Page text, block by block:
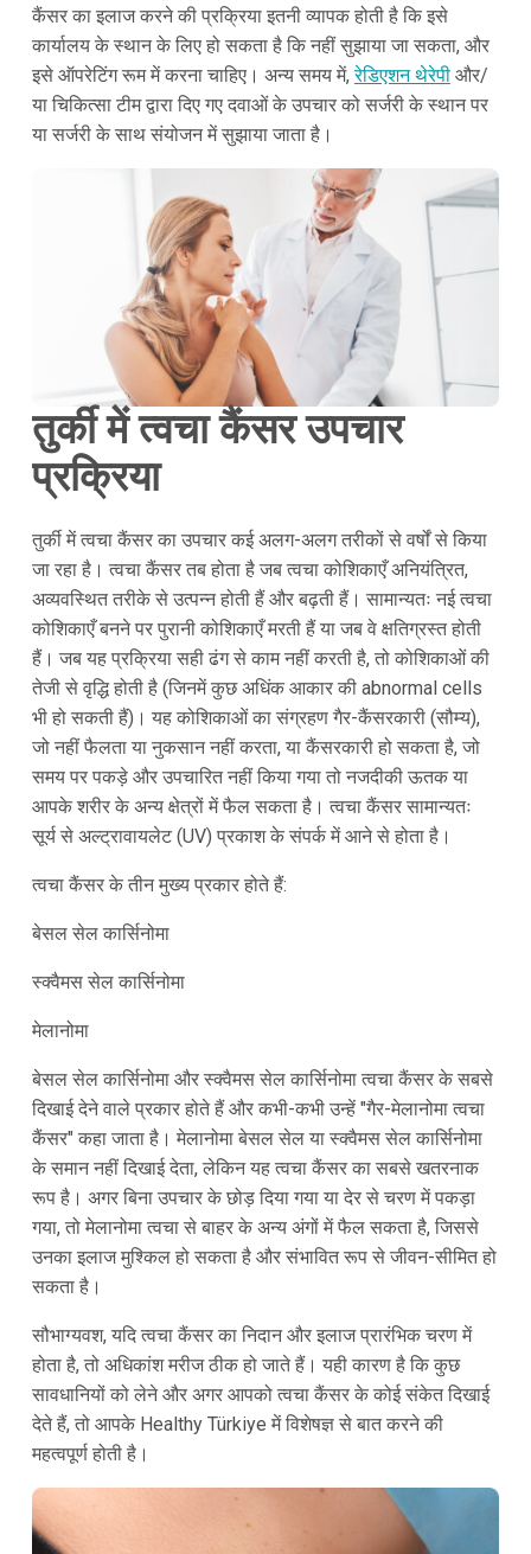
कैंसर का इलाज करने की प्रक्रिया इतनी व्यापक होती है कि इसे
कार्यालय के स्थान के लिए हो सकता है कि नहीं सुझाया जा सकता, और
इसे ऑपरेटिंग रूम में करना चाहिए। अन्य समय में,रेडिएशन थेरेपीऔर/
या चिकित्सा टीम द्वारा दिए गए दवाओं के उपचार को सर्जरी के स्थान पर
या सर्जरी के साथ संयोजन में सुझाया जाता है।
तुर्की में त्वचा कैंसर उपचार
प्रक्रिया
तुर्की में त्वचा कैंसर का उपचार कई अलग-अलग तरीकों से वर्षों से किया
जा रहा है। त्वचा कैंसर तब होता है जब त्वचा कोशिकाएँ अनियंत्रित,
अव्यवस्थित तरीके से उत्पन्न होती हैं और बढ़ती हैं। सामान्यतः नई त्वचा
कोशिकाएँ बनने पर पुरानी कोशिकाएँ मरती हैं या जब वे क्षतिग्रस्त होती
हैं। जब यह प्रक्रिया सही ढंग से काम नहीं करती है, तो कोशिकाओं की
तेजी से वृद्धि होती है (जिनमें कुछ अधिंक आकार की abnormal cells
भी हो सकती हैं)। यह कोशिकाओं का संग्रहण गैर-कैंसरकारी (सौम्य),
जो नहीं फैलता या नुकसान नहीं करता, या कैंसरकारी हो सकता है, जो
समय पर पकड़े और उपचारित नहीं किया गया तो नजदीकी ऊतक या
आपके शरीर के अन्य क्षेत्रों में फैल सकता है। त्वचा कैंसर सामान्यतः
सूर्य से अल्ट्रावायलेट (UV) प्रकाश के संपर्क में आने से होता है।
त्वचा कैंसर के तीन मुख्य प्रकार होते हैं:
बेसल सेल कार्सिनोमा
स्क्वैमस सेल कार्सिनोमा
मेलानोमा
बेसल सेल कार्सिनोमा और स्क्वैमस सेल कार्सिनोमा त्वचा कैंसर के सबसे
दिखाई देने वाले प्रकार होते हैं और कभी-कभी उन्हें "गैर-मेलानोमा त्वचा
कैंसर" कहा जाता है। मेलानोमा बेसल सेल या स्क्वैमस सेल कार्सिनोमा
के समान नहीं दिखाई देता, लेकिन यह त्वचा कैंसर का सबसे खतरनाक
रूप है। अगर बिना उपचार के छोड़ दिया गया या देर से चरण में पकड़ा
गया, तो मेलानोमा त्वचा से बाहर के अन्य अंगों में फैल सकता है, जिससे
उनका इलाज मुश्किल हो सकता है और संभावित रूप से जीवन-सीमित हो
सकता है।
सौभाग्यवश, यदि त्वचा कैंसर का निदान और इलाज प्रारंभिक चरण में
होता है, तो अधिकांश मरीज ठीक हो जाते हैं। यही कारण है कि कुछ
सावधानियों को लेने और अगर आपको त्वचा कैंसर के कोई संकेत दिखाई
देते हैं, तो आपके Healthy Türkiye में विशेषज्ञ से बात करने की
महत्वपूर्ण होती है।